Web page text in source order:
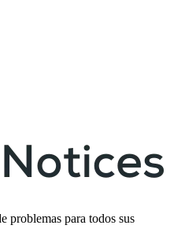
problemas para todos sus